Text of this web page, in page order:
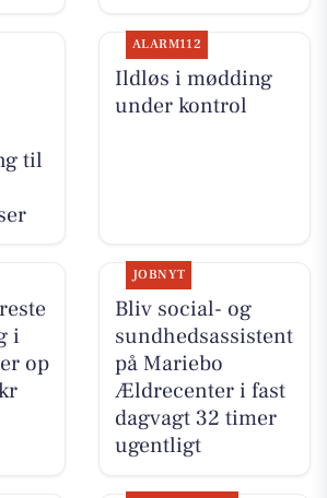
til
ALARM112
Ildløs i mødding
under kontrol
i
op
JOBNYT
Bliv social- og
sundhedsassistent
på Mariebo
Ældrecenter i fast
dagvagt 32 timer
ugentligt